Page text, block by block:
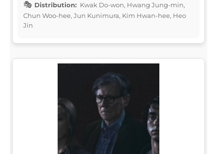
Distribution: Kwak Do-won, Hwang Jung-min,
Chun Woo-hee, Jun Kunimura, Kim Hwan-hee, Heo
Jin